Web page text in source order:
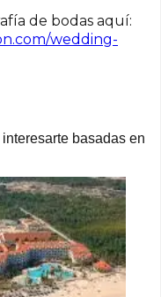
de bodas aquí:
wedding-
basadas en